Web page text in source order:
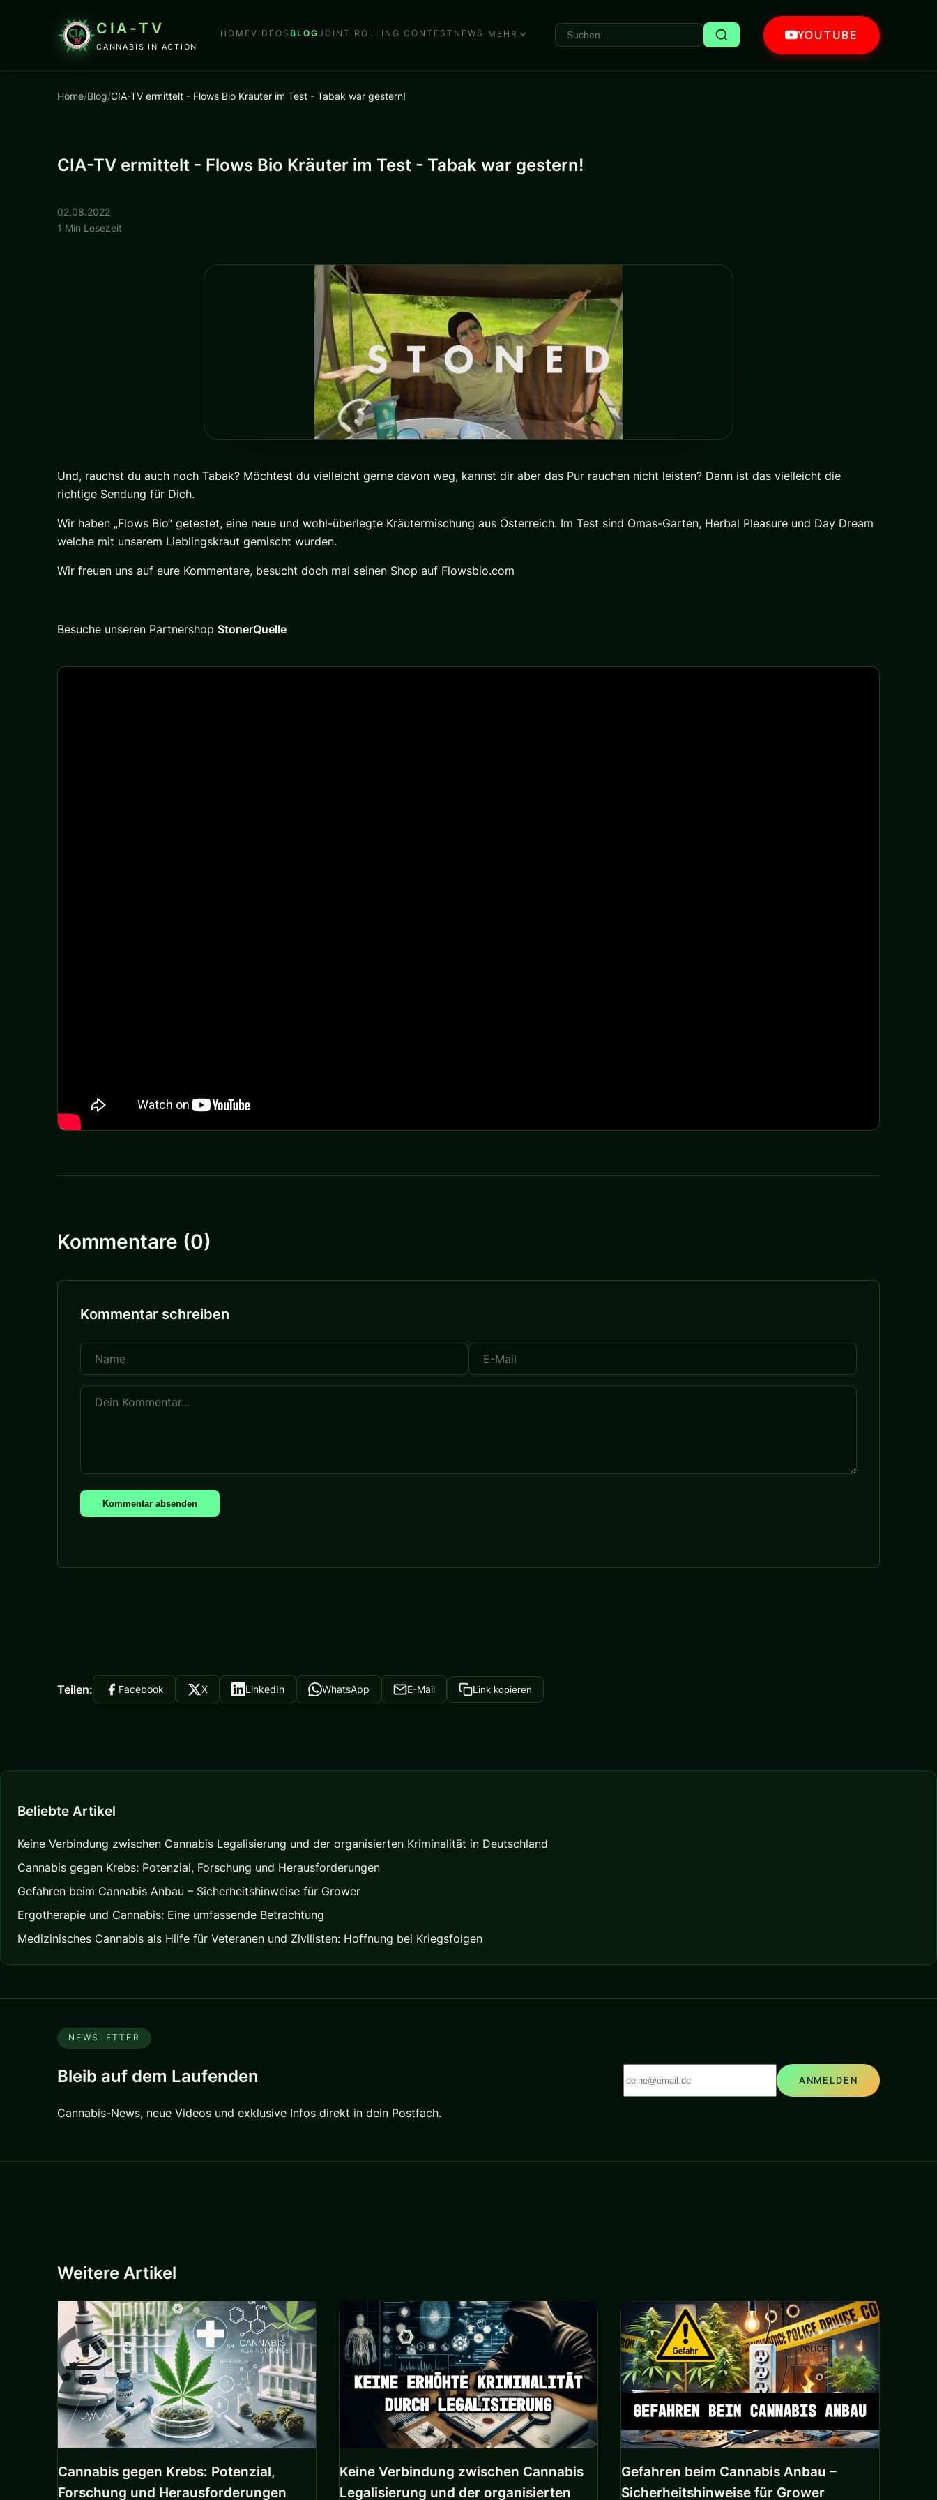
CIA-TV
CANNABIS IN ACTION
HOMEVIDEOSBLOGJOINT ROLLING CONTEST NEWS MEHR YOUTUBE
Home/Blog/CIA-TV ermittelt - Flows Bio Kräuter im Test - Tabak war gestern!
CIA-TV ermittelt - Flows Bio Kräuter im Test - Tabak war gestern!
02.08.2022
1 Min Lesezeit
Und, rauchst du auch noch Tabak? Möchtest du vielleicht gerne davon weg, kannst dir aber das Pur rauchen nicht leisten? Dann ist das vielleicht die
richtige Sendung für Dich.
Wir haben „Flows Bio“ getestet, eine neue und wohl-überlegte Kräutermischung aus Österreich. Im Test sind Omas-Garten, Herbal Pleasure und Day Dream
welche mit unserem Lieblingskraut gemischt wurden.
Wir freuen uns auf eure Kommentare, besucht doch mal seinen Shop auf Flowsbio.com
Besuche unseren Partnershop StonerQuelle
Kommentare (0)
Kommentar schreiben
Kommentar absenden
Teilen: Facebook X LinkedIn WhatsApp E-Mail Link kopieren
Beliebte Artikel
Keine Verbindung zwischen Cannabis Legalisierung und der organisierten Kriminalität in Deutschland
Cannabis gegen Krebs: Potenzial, Forschung und Herausforderungen
Gefahren beim Cannabis Anbau – Sicherheitshinweise für Grower
Ergotherapie und Cannabis: Eine umfassende Betrachtung
Medizinisches Cannabis als Hilfe für Veteranen und Zivilisten: Hoffnung bei Kriegsfolgen
NEWSLETTER
Bleib auf dem Laufenden
Cannabis-News, neue Videos und exklusive Infos direkt in dein Postfach.
ANMELDEN
Weitere Artikel
Cannabis gegen Krebs: Potenzial,
Forschung und Herausforderungen
Keine Verbindung zwischen Cannabis
Legalisierung und der organisierten
Gefahren beim Cannabis Anbau –
Sicherheitshinweise für Grower